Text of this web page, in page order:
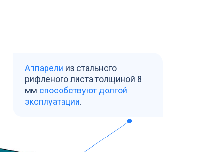
Аппарели из стального
рифленого листа толщиной 8
мм способствуют долгой
эксплуатации.